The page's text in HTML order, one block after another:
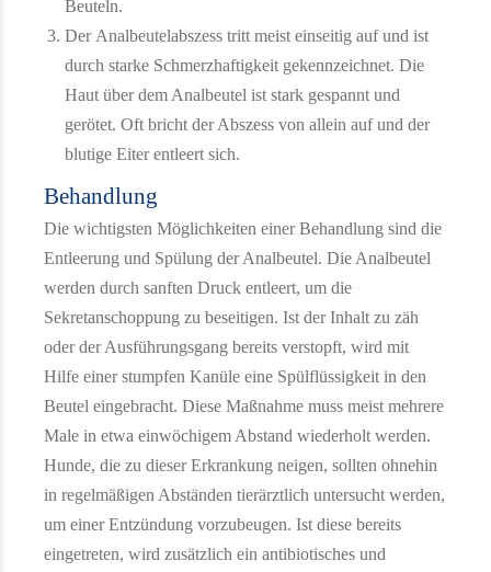
Beuteln.
Der Analbeutelabszess tritt meist einseitig auf und ist
durch starke Schmerzhaftigkeit gekennzeichnet. Die
Haut über dem Analbeutel ist stark gespannt und
gerötet. Oft bricht der Abszess von allein auf und der
blutige Eiter entleert sich.
Behandlung
Die wichtigsten Möglichkeiten einer Behandlung sind die
Entleerung und Spülung der Analbeutel. Die Analbeutel
werden durch sanften Druck entleert, um die
Sekretanschoppung zu beseitigen. Ist der Inhalt zu zäh
oder der Ausführungsgang bereits verstopft, wird mit
Hilfe einer stumpfen Kanüle eine Spülflüssigkeit in den
Beutel eingebracht. Diese Maßnahme muss meist mehrere
Male in etwa einwöchigem Abstand wiederholt werden.
Hunde, die zu dieser Erkrankung neigen, sollten ohnehin
in regelmäßigen Abständen tierärztlich untersucht werden,
um einer Entzündung vorzubeugen. Ist diese bereits
eingetreten, wird zusätzlich ein antibiotisches und